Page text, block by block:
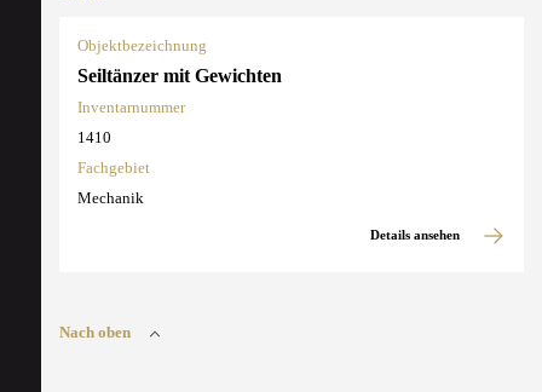
Objektbezeichnung
Seiltänzer mit Gewichten
Inventarnummer
1410
Fachgebiet
Mechanik
Details ansehen
Nach oben